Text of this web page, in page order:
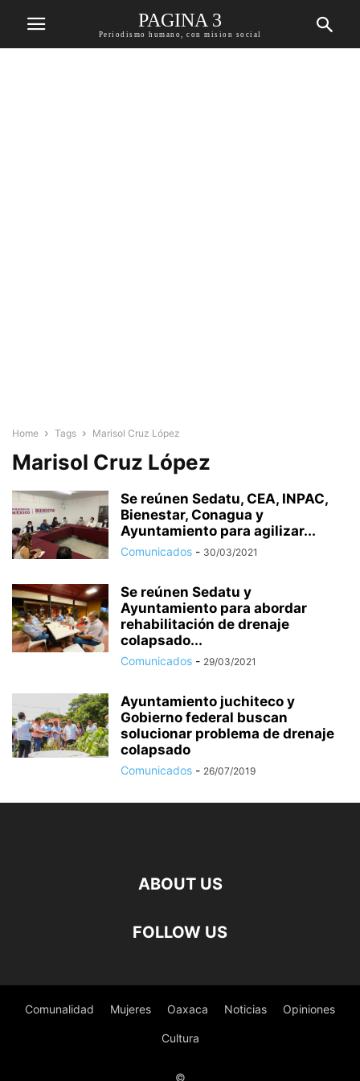
PAGINA 3
Periodismo humano, con mision social
Home Tags Marisol Cruz López
Marisol Cruz López
Se reúnen Sedatu, CEA, INPAC,
Bienestar, Conagua y
Ayuntamiento para agilizar...
Comunicados - 30/03/2021
Se reúnen Sedatu y
Ayuntamiento para abordar
rehabilitación de drenaje
colapsado...
Comunicados - 29/03/2021
Ayuntamiento juchiteco y
Gobierno federal buscan
solucionar problema de drenaje
colapsado
Comunicados - 26/07/2019
ABOUT US
FOLLOW US
Comunalidad Mujeres Oaxaca Noticias Opiniones
Cultura
©